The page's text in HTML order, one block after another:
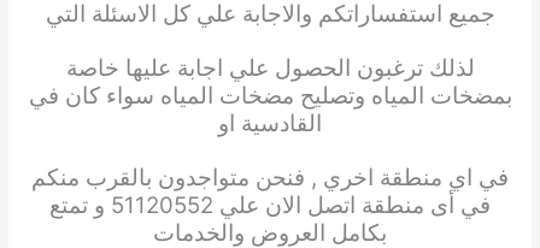
جميع استفساراتكم والاجابة علي كل الاسئلة التي
لذلك ترغبون الحصول علي اجابة عليها خاصة
بمضخات المياه وتصليح مضخات المياه سواء كان في
القادسية او
في اي منطقة اخري , فنحن متواجدون بالقرب منكم
في أى منطقة اتصل الان علي 51120552 و تمتع
بكامل العروض والخدمات